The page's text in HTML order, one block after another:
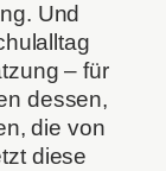
Und
– für
dessen,
die von
diese